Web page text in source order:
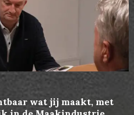
wat jij maakt, met